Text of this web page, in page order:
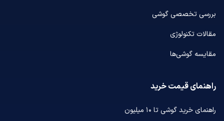
بررسی تخصصی گوشی
مقالات تکنولوژی
مقایسه گوشی‌ها
راهنمای قیمت خرید
راهنمای خرید گوشی تا ۱۰ میلیون